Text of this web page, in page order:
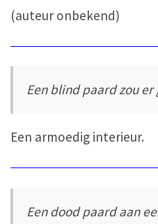
(auteur onbekend)
Een blind paard zou er
Een armoedig interieur.
Een dood paard aan